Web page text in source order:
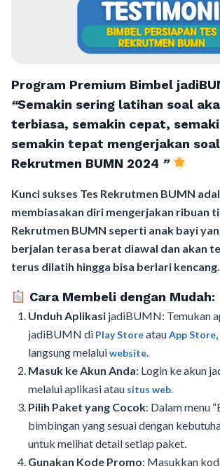
Program Premium Bimbel
“Semakin sering latihan soal
terbiasa, semakin cepat,
semakin tepat mengerjakan
Rekrutmen BUMN 2024 ”
Kunci sukses Tes Rekrutmen BUMN
membiasakan diri mengerjakan ribuan
Rekrutmen BUMN seperti anak bayi
berjalan terasa berat diawal dan akan
terus dilatih hingga bisa berlari kencang.
Cara Membeli dengan Mudah:
Unduh Aplikasi jadiBUMN: Temukan
jadiBUMN di Play StoreatauApp Store
langsung melaluiwebsite.
Masuk ke Akun Anda: Login ke akun
melalui aplikasi atau situs web.
Pilih Paket yang Cocok: Dalam menu
bimbingan yang sesuai dengan
untuk melihat detail setiap paket.
Gunakan Kode Promo: Masukkan